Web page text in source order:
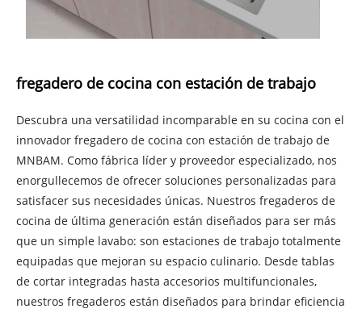
fregadero de cocina con estación de trabajo
Descubra una versatilidad incomparable en su cocina con el
innovador fregadero de cocina con estación de trabajo de
MNBAM. Como fábrica líder y proveedor especializado, nos
enorgullecemos de ofrecer soluciones personalizadas para
satisfacer sus necesidades únicas. Nuestros fregaderos de
cocina de última generación están diseñados para ser más
que un simple lavabo: son estaciones de trabajo totalmente
equipadas que mejoran su espacio culinario. Desde tablas
de cortar integradas hasta accesorios multifuncionales,
nuestros fregaderos están diseñados para brindar eficiencia